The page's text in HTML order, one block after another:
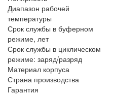
Диапазон рабочей
температуры
Срок службы в буферном
режиме, лет
Срок службы в циклическом
режиме: заряд/разряд
Материал корпуса
Страна производства
Гарантия